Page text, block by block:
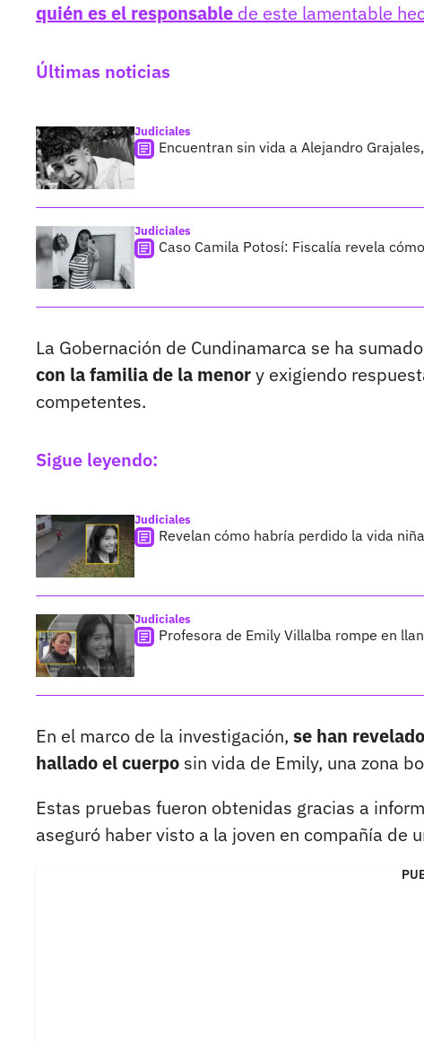
quién es el responsable de este lamentable
Últimas noticias
Judiciales
Encuentran sin vida a Alejandro
Judiciales
Caso Camila Potosí: Fiscalía revela
La Gobernación de Cundinamarca se ha
con la familia de la menory exigiendo
competentes.
Sigue leyendo:
Judiciales
Revelan cómo habría perdido la vida
Judiciales
Profesora de Emily Villalba rompe en
En el marco de la investigación, se han
hallado el cuerpo sin vida de Emily, una zona
Estas pruebas fueron obtenidas gracias a
aseguró haber visto a la joven en compañía de